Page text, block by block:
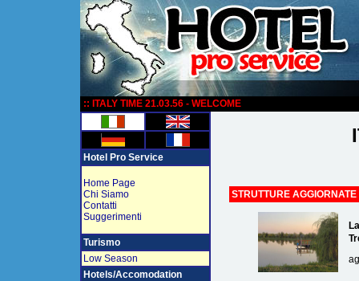
:: ITALY TIME 21.03.56 - WELCOME
Hotel Pro Service
Home Page
Chi Siamo
Contatti
Suggerimenti
Turismo
Low Season
Hotels/Accomodation
STRUTTURE